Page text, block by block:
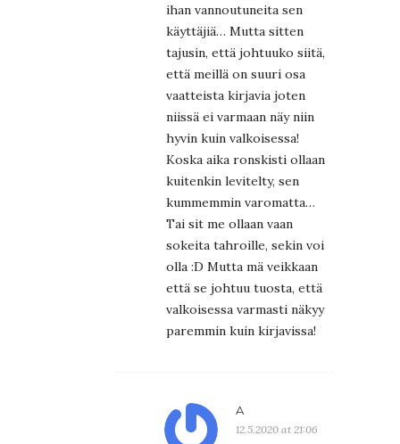
ihan vannoutuneita sen
käyttäjiä… Mutta sitten
tajusin, että johtuuko siitä,
että meillä on suuri osa
vaatteista kirjavia joten
niissä ei varmaan näy niin
hyvin kuin valkoisessa!
Koska aika ronskisti ollaan
kuitenkin levitelty, sen
kummemmin varomatta…
Tai sit me ollaan vaan
sokeita tahroille, sekin voi
olla :D Mutta mä veikkaan
että se johtuu tuosta, että
valkoisessa varmasti näkyy
paremmin kuin kirjavissa!
A
12.5.2020 at 21:06